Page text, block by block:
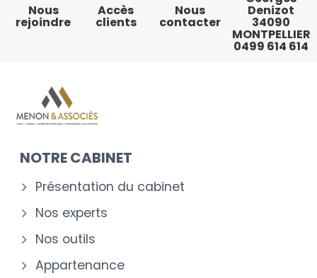
Nous
rejoindre
Accès
clients
Nous
contacter
Denizot
34090
MONTPELLIER
0499 614 614
NOTRE CABINET
Présentation du cabinet
Nos experts
Nos outils
Appartenance